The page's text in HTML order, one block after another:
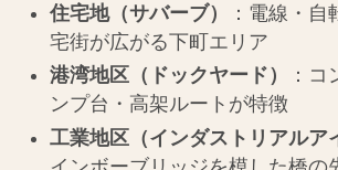
住宅地（サバーブ）
：電線・
宅街が広がる下町エリア
港湾地区（ドックヤード）
：
ンプ台・高架ルートが特徴
工業地区（インダストリアルア